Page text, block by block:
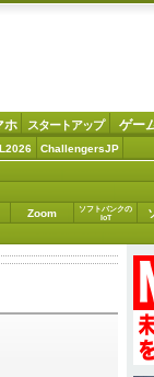
ホ スタートアップ ゲー
ChallengersJP
Zoom
ソフトバンクの
IoT